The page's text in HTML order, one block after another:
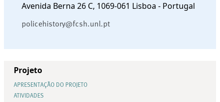
Avenida Berna 26 C, 1069-061 Lisboa - Portugal
policehistory@fcsh.unl.pt
Projeto
APRESENTAÇÃO DO PROJETO
ATIVIDADES